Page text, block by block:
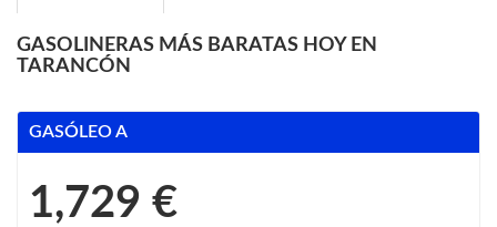
GASOLINERAS MÁS BARATAS HOY EN
TARANCÓN
GASÓLEO A
1,729 €